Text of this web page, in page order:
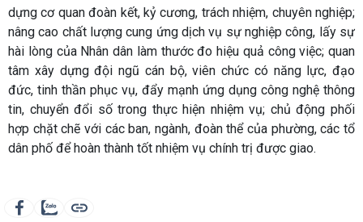
dựng cơ quan đoàn kết, kỷ cương, trách nhiệm, chuyên nghiệp;
nâng cao chất lượng cung ứng dịch vụ sự nghiệp công, lấy sự
hài lòng của Nhân dân làm thước đo hiệu quả công việc; quan
tâm xây dựng đội ngũ cán bộ, viên chức có năng lực, đạo
đức, tinh thần phục vụ, đẩy mạnh ứng dụng công nghệ thông
tin, chuyển đổi số trong thực hiện nhiệm vụ; chủ động phối
hợp chặt chẽ với các ban, ngành, đoàn thể của phường, các tổ
dân phố để hoàn thành tốt nhiệm vụ chính trị được giao.